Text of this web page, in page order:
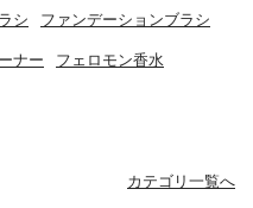
シ ファンデーションブラシ
ナー フェロモン香水
カテゴリ一覧へ